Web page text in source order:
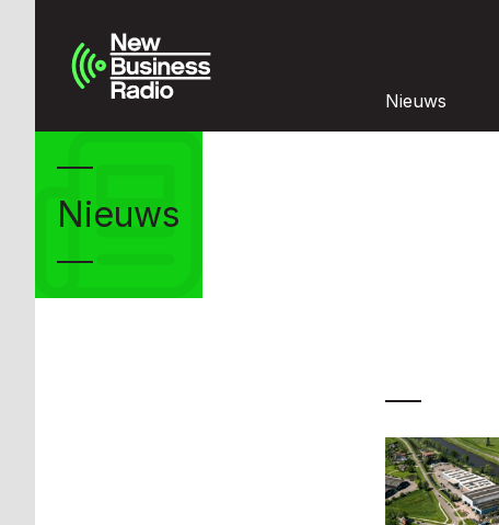
Nieuws
Nieuws